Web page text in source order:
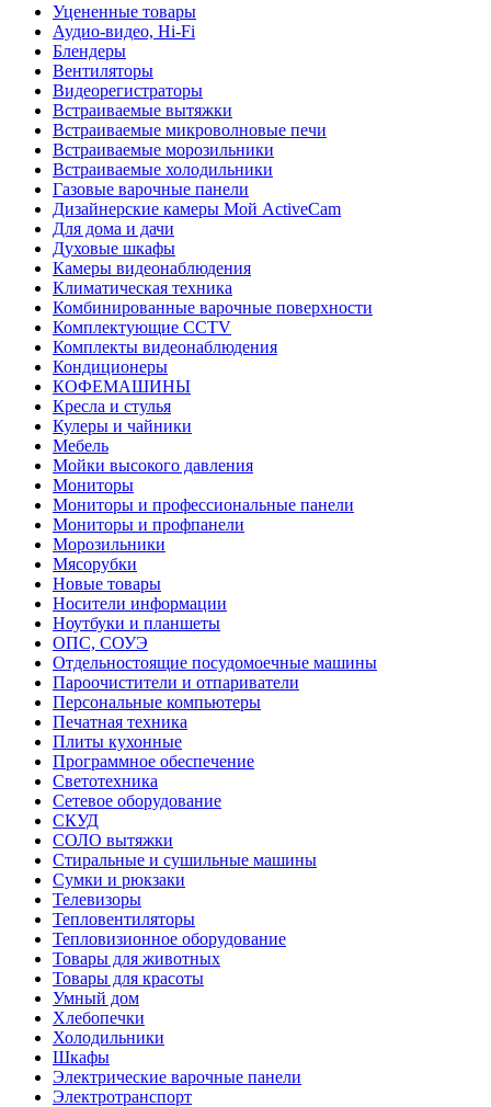
Уцененные товары
Аудио-видео, Hi-Fi
Блендеры
Вентиляторы
Видеорегистраторы
Встраиваемые вытяжки
Встраиваемые микроволновые печи
Встраиваемые морозильники
Встраиваемые холодильники
Газовые варочные панели
Дизайнерские камеры Мой ActiveCam
Для дома и дачи
Духовые шкафы
Камеры видеонаблюдения
Климатическая техника
Комбинированные варочные поверхности
Комплектующие CCTV
Комплекты видеонаблюдения
Кондиционеры
КОФЕМАШИНЫ
Кресла и стулья
Кулеры и чайники
Мебель
Мойки высокого давления
Мониторы
Мониторы и профессиональные панели
Мониторы и профпанели
Морозильники
Мясорубки
Новые товары
Носители информации
Ноутбуки и планшеты
ОПС, СОУЭ
Отдельностоящие посудомоечные машины
Пароочистители и отпариватели
Персональные компьютеры
Печатная техника
Плиты кухонные
Программное обеспечение
Светотехника
Сетевое оборудование
СКУД
СОЛО вытяжки
Стиральные и сушильные машины
Сумки и рюкзаки
Телевизоры
Тепловентиляторы
Тепловизионное оборудование
Товары для животных
Товары для красоты
Умный дом
Хлебопечки
Холодильники
Шкафы
Электрические варочные панели
Электротранспорт